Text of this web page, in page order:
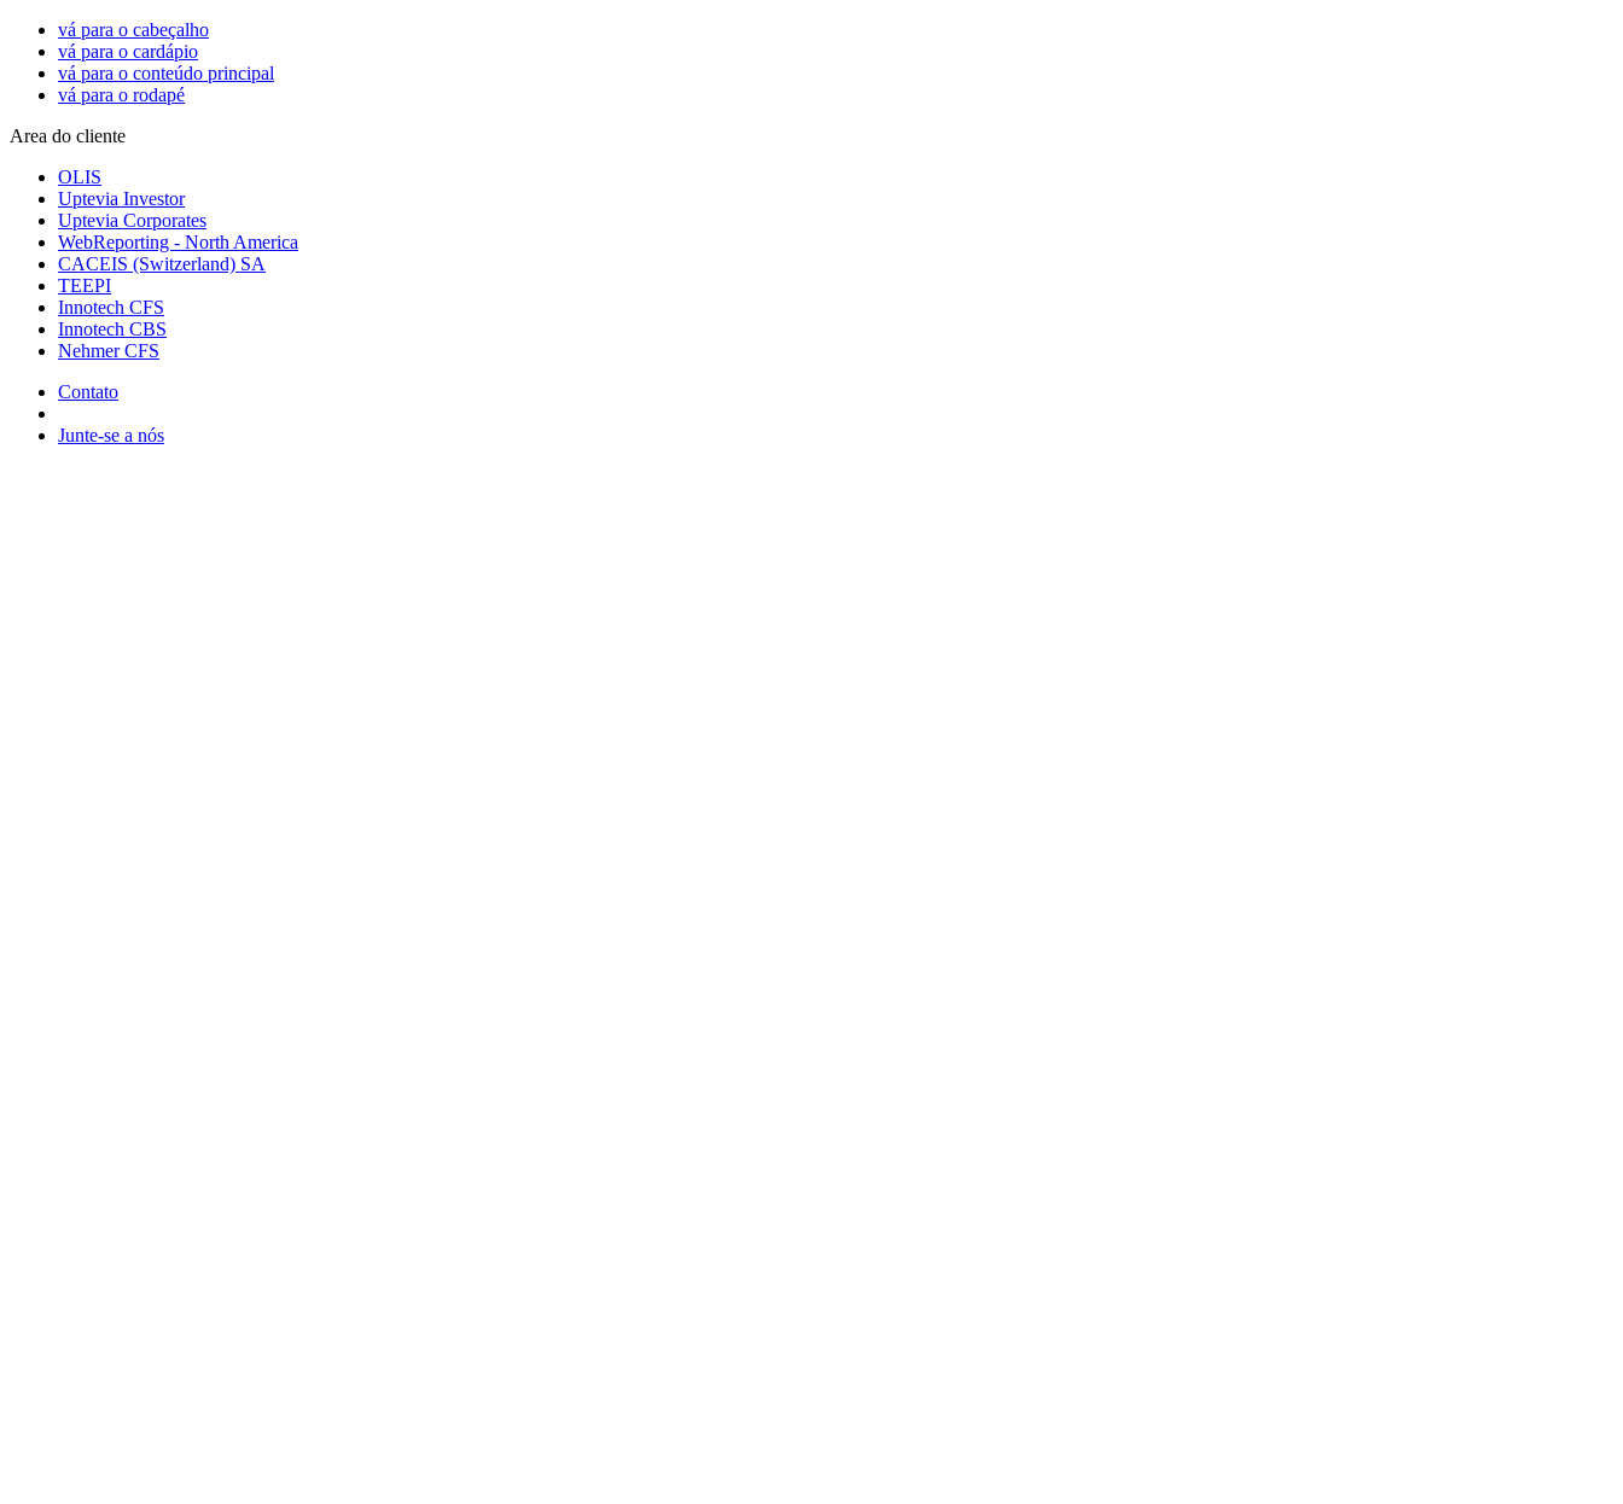
vá para o cabeçalho
vá para o cardápio
vá para o conteúdo principal
vá para o rodapé
Area do cliente
OLIS
Uptevia Investor
Uptevia Corporates
WebReporting - North America
CACEIS (Switzerland) SA
TEEPI
Innotech CFS
Innotech CBS
Nehmer CFS
Contato
Junte-se a nós